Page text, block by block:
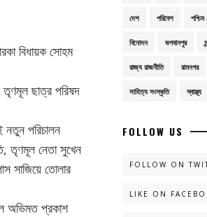
বিধায়ক সোহম
তৃণমূল ছাত্র পরিষদ
পরিচালন
তৃণমূল নেতা সুখেন
সাজিয়ে তোলার
অভিমত প্রকাশ
দেশ পরিবেশ পশ্চিম
বিনোদন ভগবানপুর
রাজ্য রাজনীতি রামনগর
সাহিত্য সংস্কৃতি স্বাস্থ্য
FOLLOW US
FOLLOW ON
LIKE ON